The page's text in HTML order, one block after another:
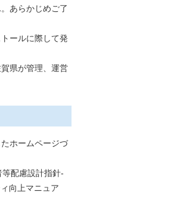
あらかじめご了
ールに際して発
県が管理、運営
ホームページづ
配慮設計指針-
向上マニュア